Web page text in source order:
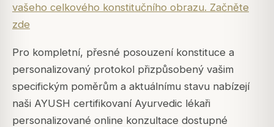
vašeho celkového konstitučního obrazu. Začněte
zde
Pro kompletní, přesné posouzení konstituce a
personalizovaný protokol přizpůsobený vašim
specifickým poměrům a aktuálnímu stavu nabízejí
naši AYUSH certifikovaní Ayurvedic lékaři
personalizované online konzultace dostupné